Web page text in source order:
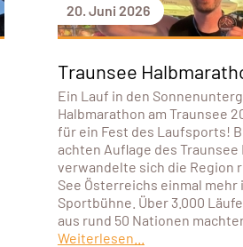
20. Juni 2026
Traunsee
Ein Lauf in den
Halbmarathon am Traunsee
für ein Fest des Laufsports!
achten Auflage des Traunsee
verwandelte sich die Region
See Österreichs einmal
Sportbühne. Über 3.000
aus rund 50 Nationen
Weiterlesen...